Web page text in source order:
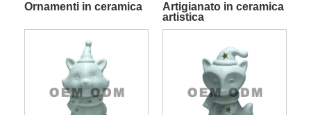
Ornamenti in ceramica
Artigianato in ceramica
artistica